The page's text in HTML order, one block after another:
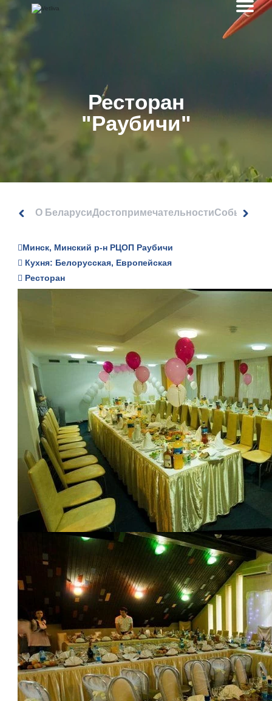
Ресторан
"Раубичи"
О БеларусиДостопримечательностиСобытия
Минск, Минский р-н РЦОП Раубичи
Кухня: Белорусская, Европейская
Ресторан